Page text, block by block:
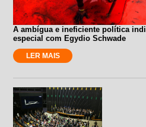
A ambígua e ineficiente política
especial com Egydio Schwade
LER MAIS